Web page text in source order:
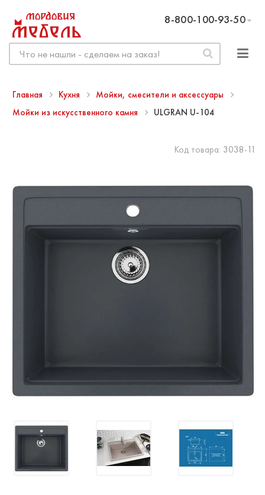
8-800-100-93-50
Главная Кухня
Мойки, смесители и аксессуары
Мойки из искусственного камня
ULGRAN U-104
Код товара: 3038-11